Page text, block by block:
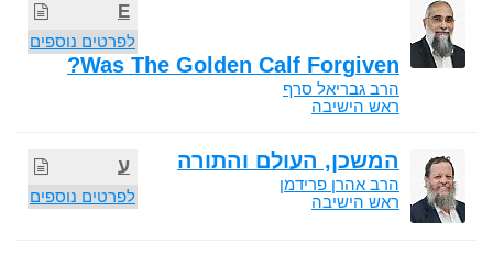
E
לפרטים נוספים
Was The Golden Calf Forgiven?
הרב גבריאל סרף
ראש הישיבה
ע
לפרטים נוספים
המשכן, העולם והתורה
הרב אהרן פרידמן
ראש הישיבה